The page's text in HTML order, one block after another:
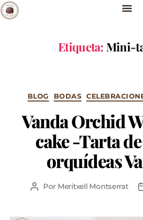
Etiqueta: Mini-
BLOG BODAS
Vanda Orchid
cake -Tarta
orquídeas
Por Meritxell Montserrat